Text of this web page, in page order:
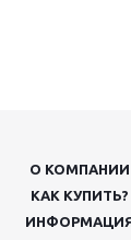
О КОМПАНИИ
КАК КУПИТЬ?